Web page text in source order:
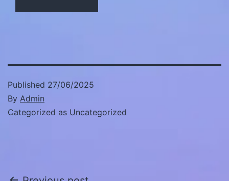
Published 27/06/2025
By Admin
Categorized as Uncategorized